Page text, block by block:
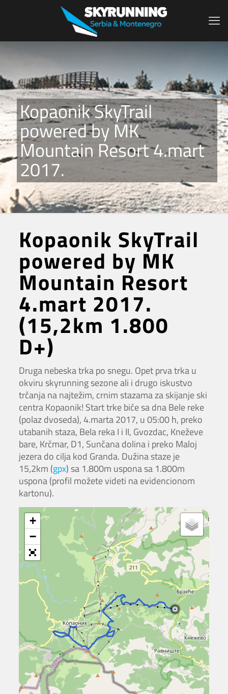
Kopaonik SkyTrail
powered by MK
Mountain Resort 4.mart
2017.
Kopaonik SkyTrail
powered by MK
Mountain Resort
4.mart 2017.
(15,2km 1.800
D+)
Druga nebeska trka po snegu. Opet prva trka u
okviru skyrunning sezone ali i drugo iskustvo
trčanja na najtežim, crnim stazama za skijanje ski
centra Kopaonik! Start trke biće sa dna Bele reke
(polaz dvoseda), 4.marta 2017, u 05:00 h, preko
utabanih staza, Bela reka I i II, Gvozdac, Kneževe
bare, Krčmar, D1, Sunčana dolina i preko Maloj
jezera do cilja kod Granda. Dužina staze je
15,2km (gpx) sa 1.800m uspona sa 1.800m
uspona (profil možete videti na evidencionom
kartonu).
+
−